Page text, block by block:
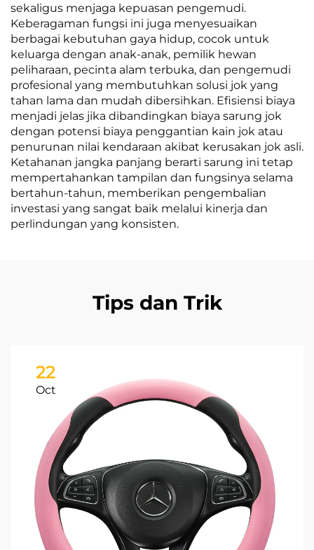
sekaligus menjaga kepuasan pengemudi.
Keberagaman fungsi ini juga menyesuaikan
berbagai kebutuhan gaya hidup, cocok untuk
keluarga dengan anak-anak, pemilik hewan
peliharaan, pecinta alam terbuka, dan pengemudi
profesional yang membutuhkan solusi jok yang
tahan lama dan mudah dibersihkan. Efisiensi biaya
menjadi jelas jika dibandingkan biaya sarung jok
dengan potensi biaya penggantian kain jok atau
penurunan nilai kendaraan akibat kerusakan jok asli.
Ketahanan jangka panjang berarti sarung ini tetap
mempertahankan tampilan dan fungsinya selama
bertahun-tahun, memberikan pengembalian
investasi yang sangat baik melalui kinerja dan
perlindungan yang konsisten.
Tips dan Trik
22
Oct